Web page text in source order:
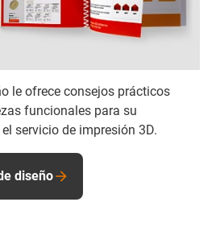
le ofrece consejos prácticos
funcionales para su
servicio de impresión 3D.
diseño